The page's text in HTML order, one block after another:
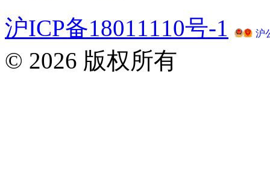
沪ICP备18011110号-1
沪
© 2026 版权所有